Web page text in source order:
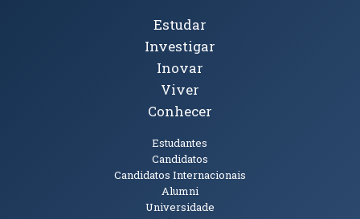
Tópicos Principais
Estudar
Investigar
Inovar
Viver
Conhecer
Estudantes
Candidatos
Candidatos Internacionais
Alumni
Universidade